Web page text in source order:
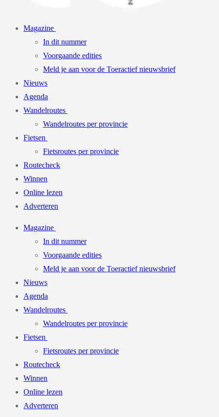
Magazine
In dit nummer
Voorgaande edities
Meld je aan voor de Toeractief nieuwsbrief
Nieuws
Agenda
Wandelroutes
Wandelroutes per provincie
Fietsen
Fietsroutes per provincie
Routecheck
Winnen
Online lezen
Adverteren
Magazine
In dit nummer
Voorgaande edities
Meld je aan voor de Toeractief nieuwsbrief
Nieuws
Agenda
Wandelroutes
Wandelroutes per provincie
Fietsen
Fietsroutes per provincie
Routecheck
Winnen
Online lezen
Adverteren